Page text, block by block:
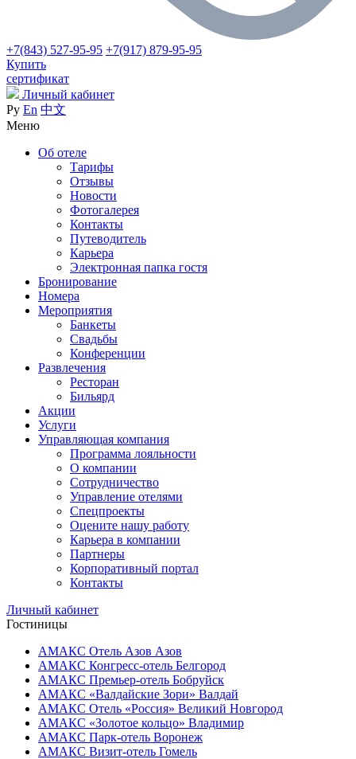
+7(843) 527-95-95 +7(917) 879-95-95
Купить
сертификат
Личный кабинет
Ру En 中文
Меню
Об отеле
Тарифы
Отзывы
Новости
Фотогалерея
Контакты
Путеводитель
Карьера
Электронная папка гостя
Бронирование
Номера
Мероприятия
Банкеты
Свадьбы
Конференции
Развлечения
Ресторан
Бильярд
Акции
Услуги
Управляющая компания
Программа лояльности
О компании
Сотрудничество
Управление отелями
Спецпроекты
Оцените нашу работу
Карьера в компании
Партнеры
Корпоративный портал
Контакты
Личный кабинет
Гостиницы
АМАКС Отель ‎Азов Азов
АМАКС Конгресс-отель Белгород
АМАКС Премьер-отель Бобруйск
АМАКС «‎Валдайские Зори» Валдай
АМАКС Отель «‎Россия» Великий Новгород
АМАКС «‎Золотое кольцо» Владимир
АМАКС Парк-отель Воронеж
АМАКС Визит-отель Гомель